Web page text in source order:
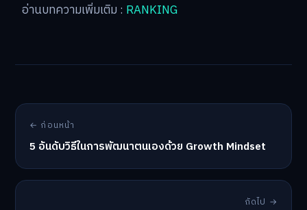
อ่านบทความเพิ่มเติม : RANKING
← ก่อนหน้า
5 อันดับวิธีในการพัฒนาตนเองด้วย Growth Mindset
ถัดไป →